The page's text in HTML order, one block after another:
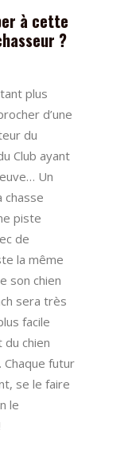
à cette
?
plus
d’une
du
Club ayant
Un
chasse
piste
de
la même
son chien
sera très
facile
chien
futur
se le faire
le